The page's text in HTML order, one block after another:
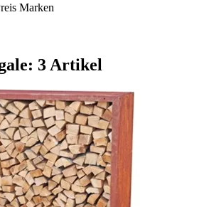
Marken
3 Artikel